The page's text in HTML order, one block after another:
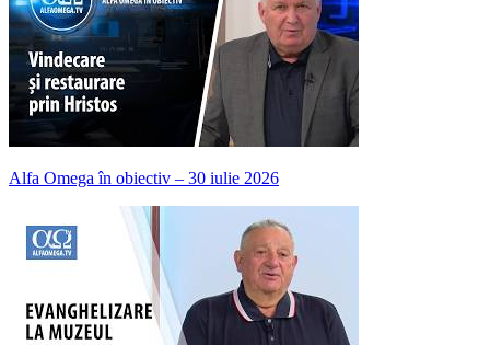
Alfa Omega în obiectiv – 30 iulie 2026